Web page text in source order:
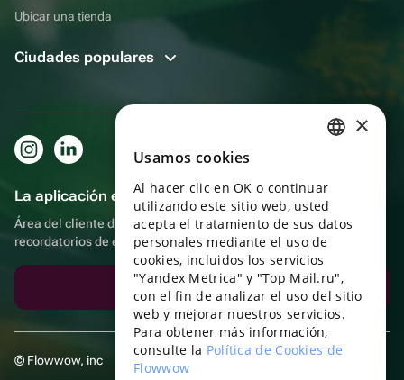
Ubicar una tienda
Ciudades populares
La aplicación es aún más práctica.
Área del cliente del destinatario, más bonos por compras y
recordatorios de eventos
Descargar la aplicación
© Flowwow, inc
ENGLISH
UKRAINIAN
PORTUGUESE
SPANISH
HUNGARIAN
ITALIAN
×
Usamos cookies
Al hacer clic en OK o continuar
utilizando este sitio web, usted
acepta el tratamiento de sus datos
personales mediante el uso de
cookies, incluidos los servicios
"Yandex Metrica" y "Top Mail.ru",
con el fin de analizar el uso del sitio
web y mejorar nuestros servicios.
Para obtener más información,
consulte la Política de Cookies de
Flowwow